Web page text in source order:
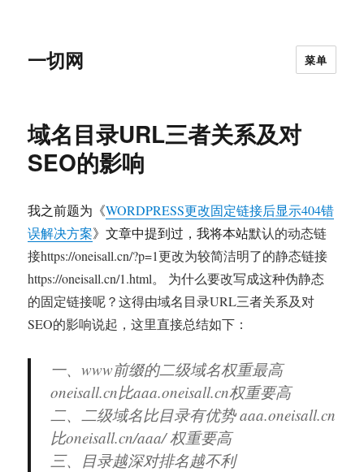
一切网 菜单
域名目录URL三者关系及对
SEO的影响
我之前题为《WORDPRESS更改固定链接后显示404错
误解决方案》文章中提到过，我将本站默认的动态链
接https://oneisall.cn/?p=1更改为较简洁明了的静态链接
https://oneisall.cn/1.html。
为什么要改写成这种伪静态
的固定链接呢？这得由域名目录URL三者关系及对
SEO的影响说起，这里直接总结如下：
一、www前缀的二级域名权重最高
oneisall.cn比aaa.oneisall.cn权重要高
二、二级域名比目录有优势 aaa.oneisall.cn
比oneisall.cn/aaa/ 权重要高
三、目录越深对排名越不利